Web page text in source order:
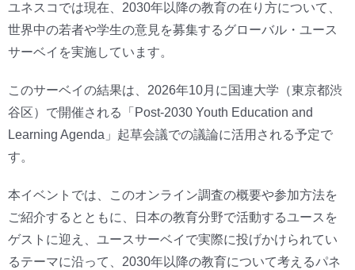
ユネスコでは現在、2030年以降の教育の在り方について、
世界中の若者や学生の意見を募集するグローバル・ユース
サーベイを実施しています。
このサーベイの結果は、2026年10月に国連大学（東京都渋
谷区）で開催される「Post-2030 Youth Education and
Learning Agenda」起草会議での議論に活用される予定で
す。
本イベントでは、このオンライン調査の概要や参加方法を
ご紹介するとともに、日本の教育分野で活動するユースを
ゲストに迎え、ユースサーベイで実際に投げかけられてい
るテーマに沿って、2030年以降の教育について考えるパネ